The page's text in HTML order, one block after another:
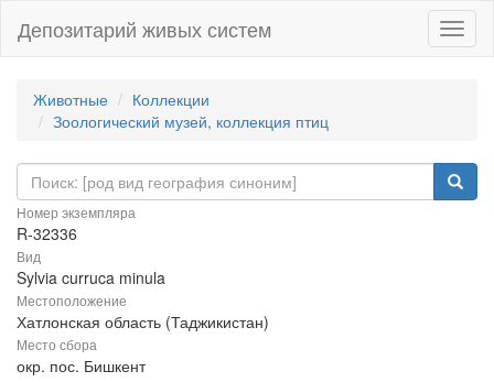
Депозитарий живых систем
Животные
Коллекции
Зоологический музей, коллекция птиц
Номер экземпляра
R-32336
Вид
Sylvia curruca minula
Местоположение
Хатлонская область (Таджикистан)
Место сбора
окр. пос. Бишкент